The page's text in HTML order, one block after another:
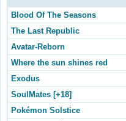
Blood Of The Seasons
The Last Republic
Avatar-Reborn
Where the sun shines red
Exodus
SoulMates [+18]
Pokémon Solstice